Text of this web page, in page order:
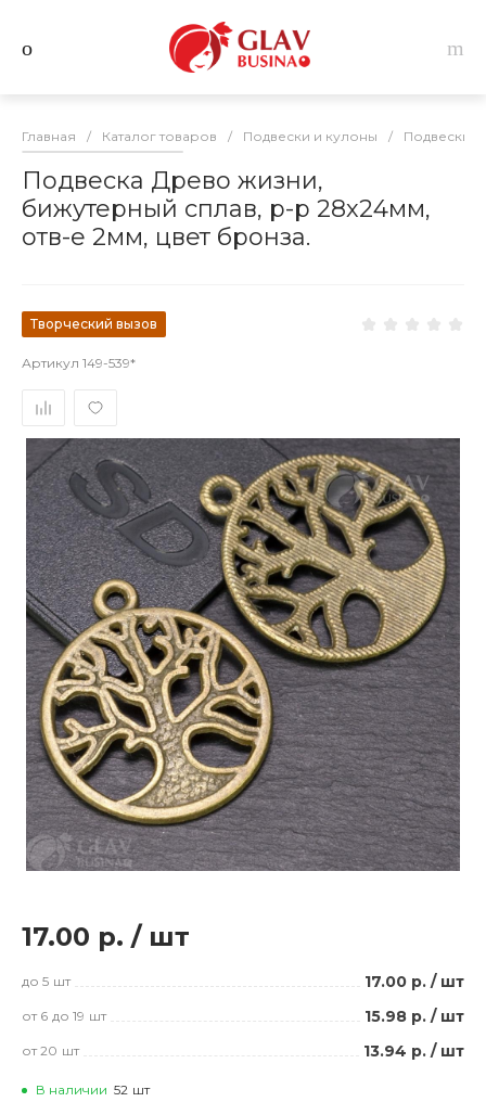
Главная / Каталог товаров / Подвески и кулоны / Подвески
Подвеска Древо жизни,
бижутерный сплав, р-р 28х24мм,
отв-е 2мм, цвет бронза.
Творческий вызов
Артикул 149-539*
17.00 р. / шт
до 5 шт 17.00 р. / шт
от 6 до 19 шт 15.98 р. / шт
от 20 шт 13.94 р. / шт
В наличии 52 шт